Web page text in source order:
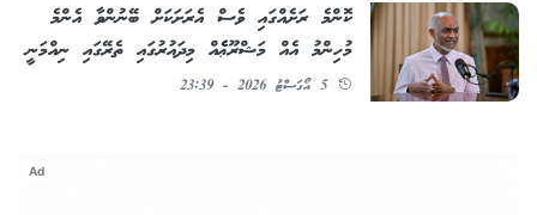
ކޮންމެ ރަށެއްގައި ވެސް އެރަށަކަށް ބޭނުންވާ އެންމެ
މުހިންމު އެއް މަޝްރޫޢެެއް މިދައުރުގައި ތެރޭގައި ނިއްމަނީ
5 އޯގަސްޓު 2026 - 23:39
Ad